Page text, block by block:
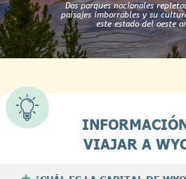
Dos parques nacionales
paisajes imborrables y su
este estado del oeste
VIAJAR A